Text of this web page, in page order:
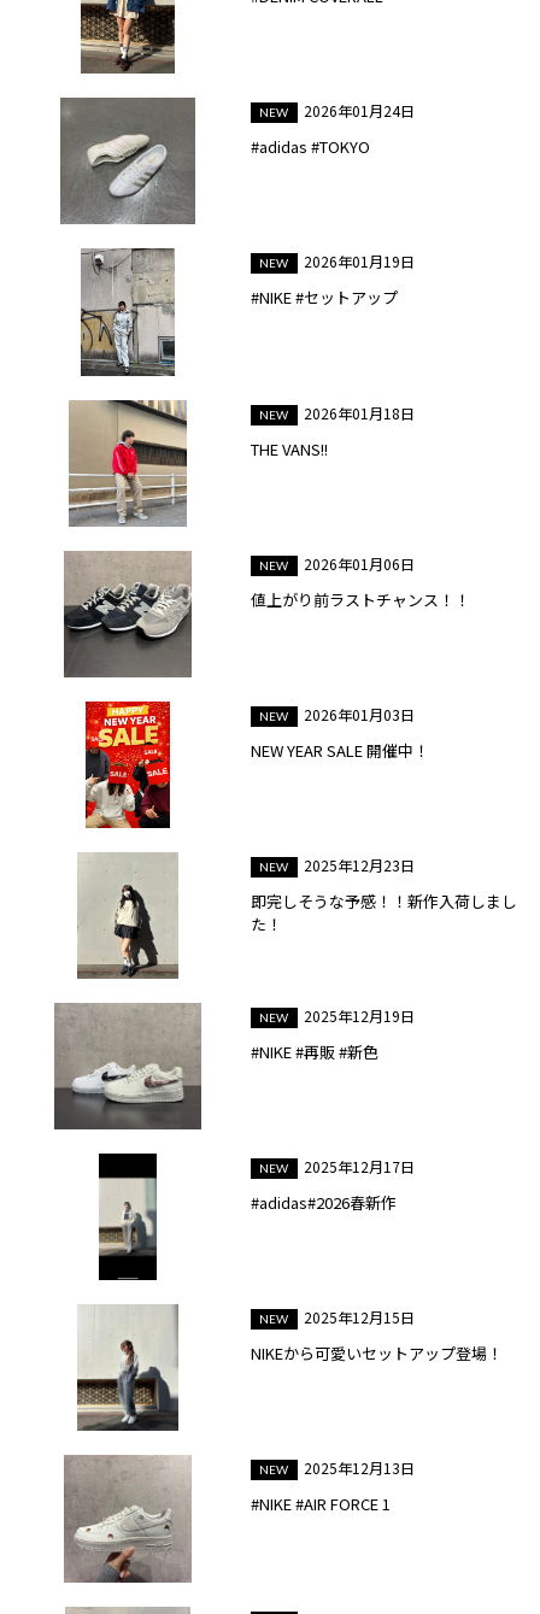
2026年01月24日
#adidas #TOKYO
2026年01月19日
#NIKE #セットアップ
2026年01月18日
THE VANS!!
2026年01月06日
値上がり前ラストチャンス！！
2026年01月03日
NEW YEAR SALE 開催中！
2025年12月23日
即完しそうな予感！！新作入荷しまし
た！
2025年12月19日
#NIKE #再販 #新色
2025年12月17日
#adidas#2026春新作
2025年12月15日
NIKEから可愛いセットアップ登場！
2025年12月13日
#NIKE #AIR FORCE 1